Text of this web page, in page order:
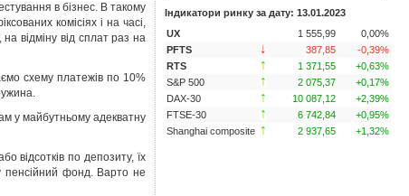
в бізнес. В такому
комісіях і на часі,
відміну від сплат раз на
схему платежів по 10%
у майбутньому адекватну
відсотків по депозиту, їх
пенсійний фонд. Варто не
Індикатори ринку за дату: 13.01.2023
UX
1 555,99
0,00%
PFTS
387,85 -0,39%
RTS
1 371,55 +0,63%
S&P 500
2 075,37 +0,17%
DAX-30
10 087,12 +2,39%
FTSE-30
6 742,84 +0,95%
Shanghai composite
2 937,65 +1,32%